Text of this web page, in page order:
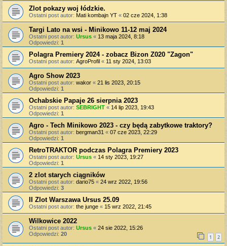
Zlot pokazy woj łódzkie.
Ostatni post autor: Mati kombajn YT « 02 cze 2024, 1:38
Targi Lato na wsi - Minikowo 11-12 maj 2024
Ostatni post autor: Ursus « 13 maja 2024, 8:18
Odpowiedzi: 1
Polagra Premiery 2024 - zobacz Bizon Z020 "Zagon"
Ostatni post autor: AgroProfil « 11 sty 2024, 13:03
Agro Show 2023
Ostatni post autor: wakor « 21 lis 2023, 20:15
Odpowiedzi: 1
Ochabskie Papaje 26 sierpnia 2023
Ostatni post autor: SEBRIGHT « 14 lip 2023, 19:43
Odpowiedzi: 1
Agro - Tech Minikowo 2023 - czy będą zabytkowe traktory?
Ostatni post autor: bergman31 « 07 cze 2023, 22:29
Odpowiedzi: 1
RetroTRAKTOR podczas Polagra Premiery 2023
Ostatni post autor: Ursus « 14 sty 2023, 19:27
Odpowiedzi: 1
2 zlot starych ciągników
Ostatni post autor: dario75 « 24 wrz 2022, 19:56
Odpowiedzi: 3
II Zlot Warszawa Ursus 25.09
Ostatni post autor: the junge « 15 wrz 2022, 21:45
Wilkowice 2022
Ostatni post autor: Ursus « 24 sie 2022, 15:26
Odpowiedzi: 20 1 2